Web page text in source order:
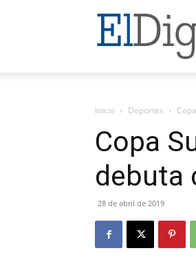
El
Digital
Neuquen
Inicio Deportes
Copa
debuta
28 de abril de 2019